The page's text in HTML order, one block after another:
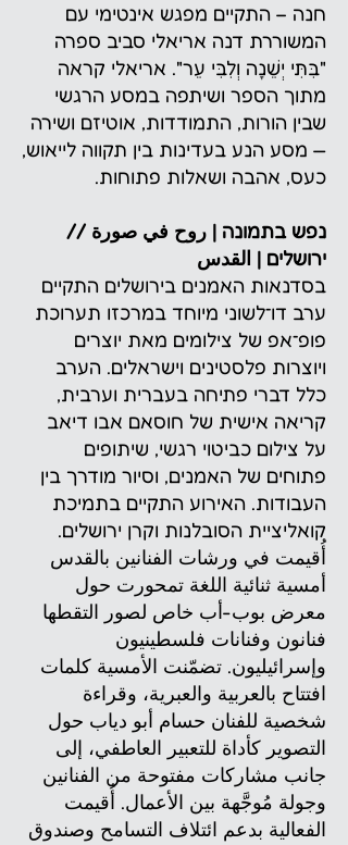
חנה – התקיים מפגש אינטימי עם
המשוררת דנה אריאלי סביב ספרה
"בִּתִּי יְשֵׁנָה וְלִבִּי עֵר". אריאלי קראה
מתוך הספר ושיתפה במסע הרגשי
שבין הורות, התמודדות, אוטיזם ושירה
— מסע הנע בעדינות בין תקווה לייאוש,
כעס, אהבה ושאלות פתוחות.
נפש בתמונה | روح في صورة //
ירושלים | القدس
בסדנאות האמנים בירושלים התקיים
ערב דו־לשוני מיוחד במרכזו תערוכת
פופ־אפ של צילומים מאת יוצרים
ויוצרות פלסטינים וישראלים. הערב
כלל דברי פתיחה בעברית וערבית,
קריאה אישית של חוסאם אבו דיאב
על צילום כביטוי רגשי, שיתופים
פתוחים של האמנים, וסיור מודרך בין
העבודות. האירוע התקיים בתמיכת
קואליציית הסובלנות וקרן ירושלים.
أُقيمت في ورشات الفنانين بالقدس
أمسية ثنائية اللغة تمحورت حول
معرض بوب-أب خاص لصور التقطها
فنانون وفنانات فلسطينيون
وإسرائيليون. تضمّنت الأمسية كلمات
افتتاح بالعربية والعبرية، وقراءة
شخصية للفنان حسام أبو دياب حول
التصوير كأداة للتعبير العاطفي، إلى
جانب مشاركات مفتوحة من الفنانين
وجولة مُوجَّهة بين الأعمال. أُقيمت
الفعالية بدعم ائتلاف التسامح وصندوق